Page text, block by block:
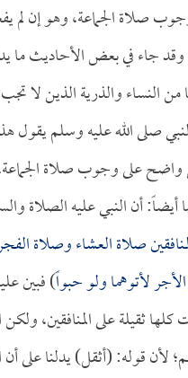
صلاة الجماعة، وهو إن لم
جاء في بعض الأحاديث ما
من النساء والذرية الذين لا
صلى الله عليه وسلم يقول
واضح على وجوب صلاة
أيضاً: أن النبي عليه الصلاة
صلاة العشاء وصلاة
لأتوهما ولو حبواً) فبين
ثقيلة على المنافقين،
لأن قوله: (أثقل) يدلنا على